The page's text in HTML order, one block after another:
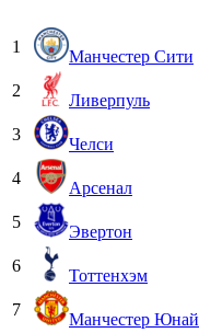
1
Манчестер Сити
2
Ливерпуль
3
Челси
4
Арсенал
5
Эвертон
6
Тоттенхэм
7
Манчестер